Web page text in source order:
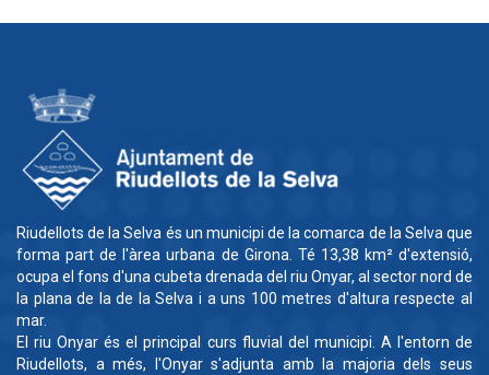
Riudellots de la Selva és un municipi de la comarca de la Selva que
forma part de l'àrea urbana de Girona. Té 13,38 km² d'extensió,
ocupa el fons d'una cubeta drenada del riu Onyar, al sector nord de
la plana de la de la Selva i a uns 100 metres d'altura respecte al
mar.
El riu Onyar és el principal curs fluvial del municipi. A l'entorn de
Riudellots, a més, l'Onyar s'adjunta amb la majoria dels seus